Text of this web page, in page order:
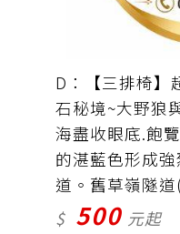
D：【三排椅】
石秘境~大野狼
海盡收眼底.飽
的湛藍色形成
道。舊草嶺隧
（自理）。車資
$ 500 元起